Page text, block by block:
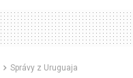
Správy z Uruguaja